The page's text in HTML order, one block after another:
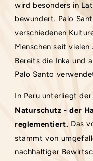
wird besonders in
bewundert. Palo
verschiedenen
Menschen seit vielen
Bereits die Inka und
Palo Santo
In Peru unterliegt der
Naturschutz - der
reglementiert. Das
stammt von
nachhaltiger